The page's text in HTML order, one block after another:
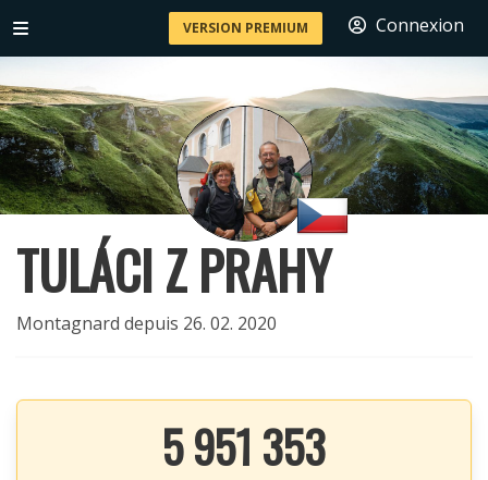
VERSION PREMIUM Connexion
TULÁCI Z PRAHY
Montagnard depuis 26. 02. 2020
5 951 353